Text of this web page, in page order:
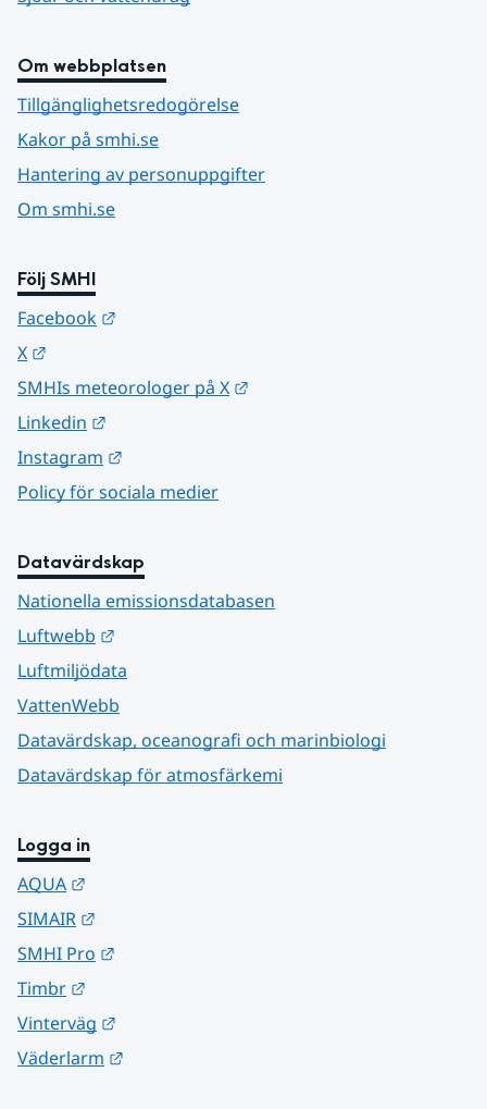
Om webbplatsen
Tillgänglighetsredogörelse
Kakor på smhi.se
Hantering av personuppgifter
Om smhi.se
Följ SMHI
Facebook
X
SMHIs meteorologer på X
Linkedin
Instagram
Policy för sociala medier
Datavärdskap
Nationella emissionsdatabasen
Luftwebb
Luftmiljödata
VattenWebb
Datavärdskap, oceanografi och marinbiologi
Datavärdskap för atmosfärkemi
Logga in
AQUA
SIMAIR
SMHI Pro
Timbr
Vinterväg
Väderlarm